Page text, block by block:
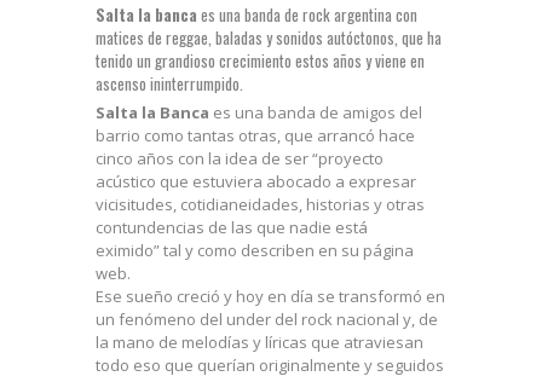
Salta la banca es una banda de rock argentina con
matices de reggae, baladas y sonidos autóctonos, que ha
tenido un grandioso crecimiento estos años y viene en
ascenso ininterrumpido.
Salta la Banca es una banda de amigos del
barrio como tantas otras, que arrancó hace
cinco años con la idea de ser “proyecto
acústico que estuviera abocado a expresar
vicisitudes, cotidianeidades, historias y otras
contundencias de las que nadie está
eximido” tal y como describen en su página
web.
Ese sueño creció y hoy en día se transformó en
un fenómeno del under del rock nacional y, de
la mano de melodías y líricas que atraviesan
todo eso que querían originalmente y seguidos